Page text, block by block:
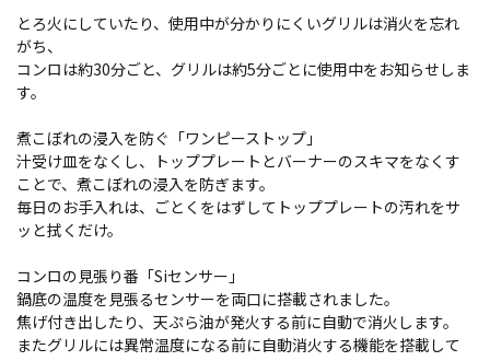
とろ火にしていたり、使用中が分かりにくいグリルは消火を忘れ
がち、
コンロは約30分ごと、グリルは約5分ごとに使用中をお知らせしま
す。
煮こぼれの浸入を防ぐ「ワンピーストップ」
汁受け皿をなくし、トッププレートとバーナーのスキマをなくす
ことで、煮こぼれの浸入を防ぎます。
毎日のお手入れは、ごとくをはずしてトッププレートの汚れをサ
ッと拭くだけ。
コンロの見張り番「Siセンサー」
鍋底の温度を見張るセンサーを両口に搭載されました。
焦げ付き出したり、天ぷら油が発火する前に自動で消火します。
またグリルには異常温度になる前に自動消火する機能を搭載して